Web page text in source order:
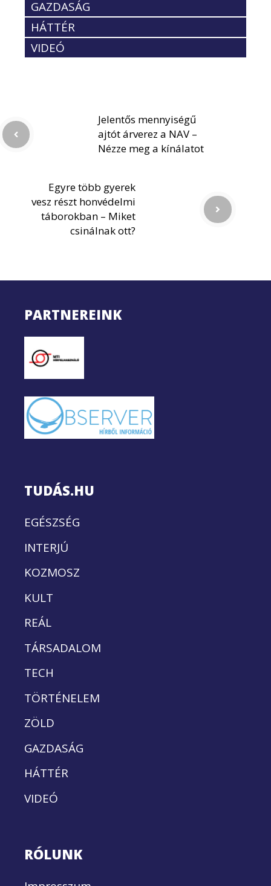
GAZDASÁG
HÁTTÉR
VIDEÓ
Jelentős mennyiségű
ajtót árverez a NAV –
Nézze meg a kínálatot
Egyre több gyerek
vesz részt honvédelmi
táborokban – Miket
csinálnak ott?
PARTNEREINK
TUDÁS.HU
EGÉSZSÉG
INTERJÚ
KOZMOSZ
KULT
REÁL
TÁRSADALOM
TECH
TÖRTÉNELEM
ZÖLD
GAZDASÁG
HÁTTÉR
VIDEÓ
RÓLUNK